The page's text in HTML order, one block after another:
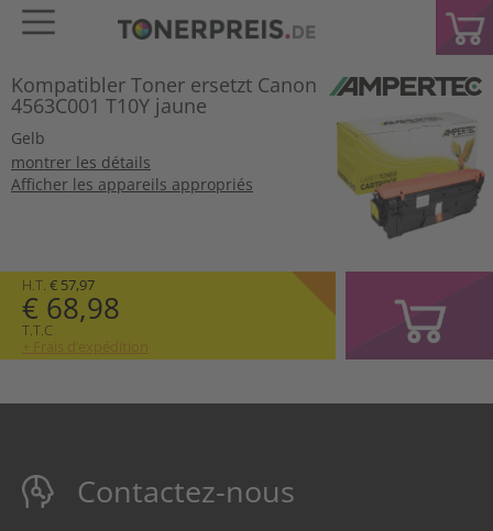
Kompatibler Toner ersetzt Canon
4563C001 T10Y jaune
Gelb
montrer les détails
Afficher les appareils appropriés
H.T. € 57,97
€ 68,98
T.T.C
+ Frais d’expédition
Contactez-nous